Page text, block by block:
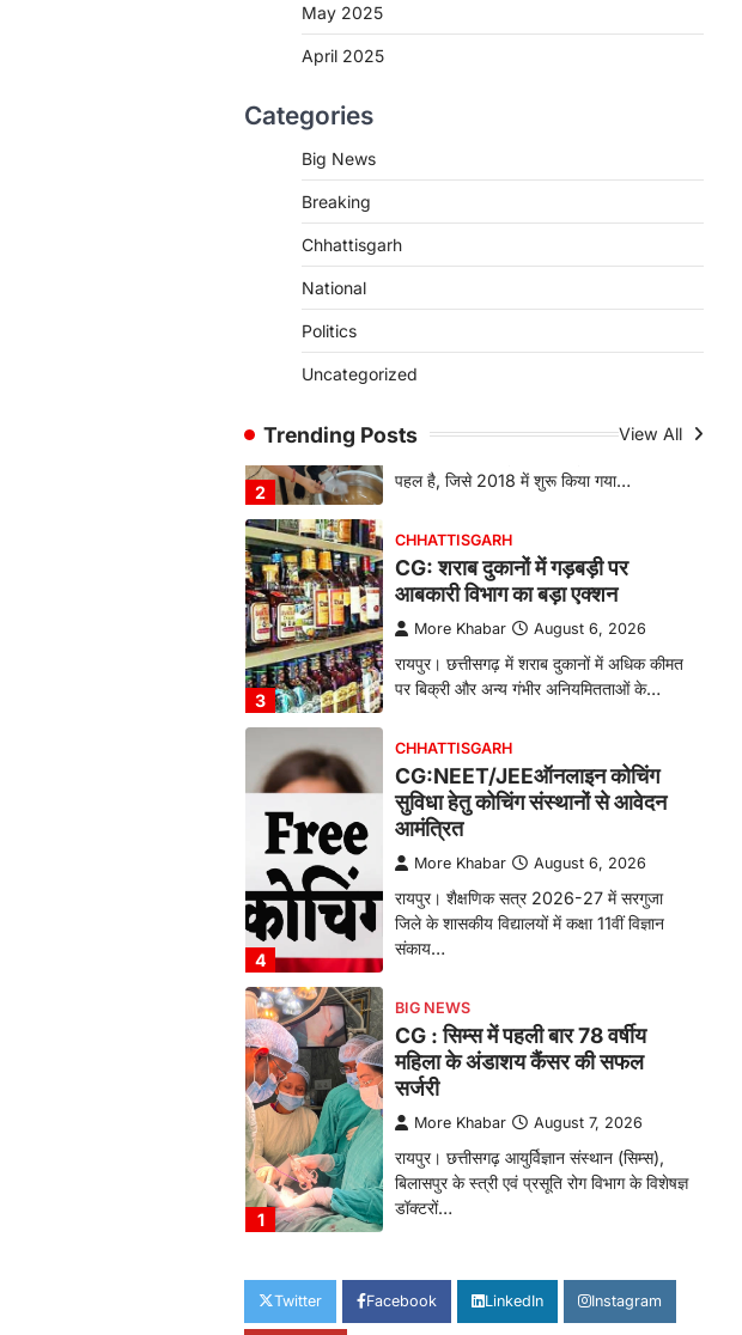
May 2025
April 2025
Categories
Big News
Breaking
Chhattisgarh
National
Politics
Uncategorized
Trending Posts View All
संकाय…
सर्जरी
रायपुर। छत्तीसगढ़ आयुर्विज्ञान संस्थान (सिम्स),
बिलासपुर के स्त्री एवं प्रसूति रोग विभाग के विशेषज्ञ
2
CHHATTISGARH
CG: महुआ ने बदली महिलाओं की जिंदगी
पहल है, जिसे 2018 में शुरू किया गया…
3
CHHATTISGARH
CG: शराब दुकानों में गड़बड़ी पर
आबकारी विभाग का बड़ा एक्शन
More Khabar August 6, 2026
रायपुर। छत्तीसगढ़ में शराब दुकानों में अधिक कीमत
पर बिक्री और अन्य गंभीर अनियमितताओं के…
4
CHHATTISGARH
CG:NEET/JEEऑनलाइन कोचिंग
सुविधा हेतु कोचिंग संस्थानों से आवेदन
आमंत्रित
More Khabar August 6, 2026
रायपुर। शैक्षणिक सत्र 2026-27 में सरगुजा
जिले के शासकीय विद्यालयों में कक्षा 11वीं विज्ञान
संकाय…
1
BIG NEWS
CG : सिम्स में पहली बार 78 वर्षीय
महिला के अंडाशय कैंसर की सफल
सर्जरी
More Khabar August 7, 2026
रायपुर। छत्तीसगढ़ आयुर्विज्ञान संस्थान (सिम्स),
बिलासपुर के स्त्री एवं प्रसूति रोग विभाग के विशेषज्ञ
डॉक्टरों…
CG: महुआ ने बदली महिलाओं की जिंदगी
Twitter Facebook LinkedIn Instagram